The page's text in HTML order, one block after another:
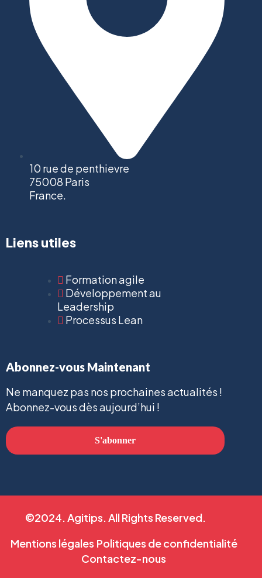
10 rue de penthievre
75008 Paris
France.
Liens utiles
Formation agile
Développement au
Leadership
Processus Lean
Abonnez-vous Maintenant
Ne manquez pas nos prochaines actualités !
Abonnez-vous dès aujourd’hui !
S'abonner
©2024. Agitips. All Rights Reserved.
Mentions légales Politiques de confidentialité
Contactez-nous